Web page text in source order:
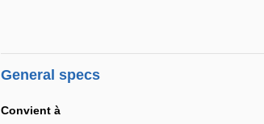
General specs
Convient à